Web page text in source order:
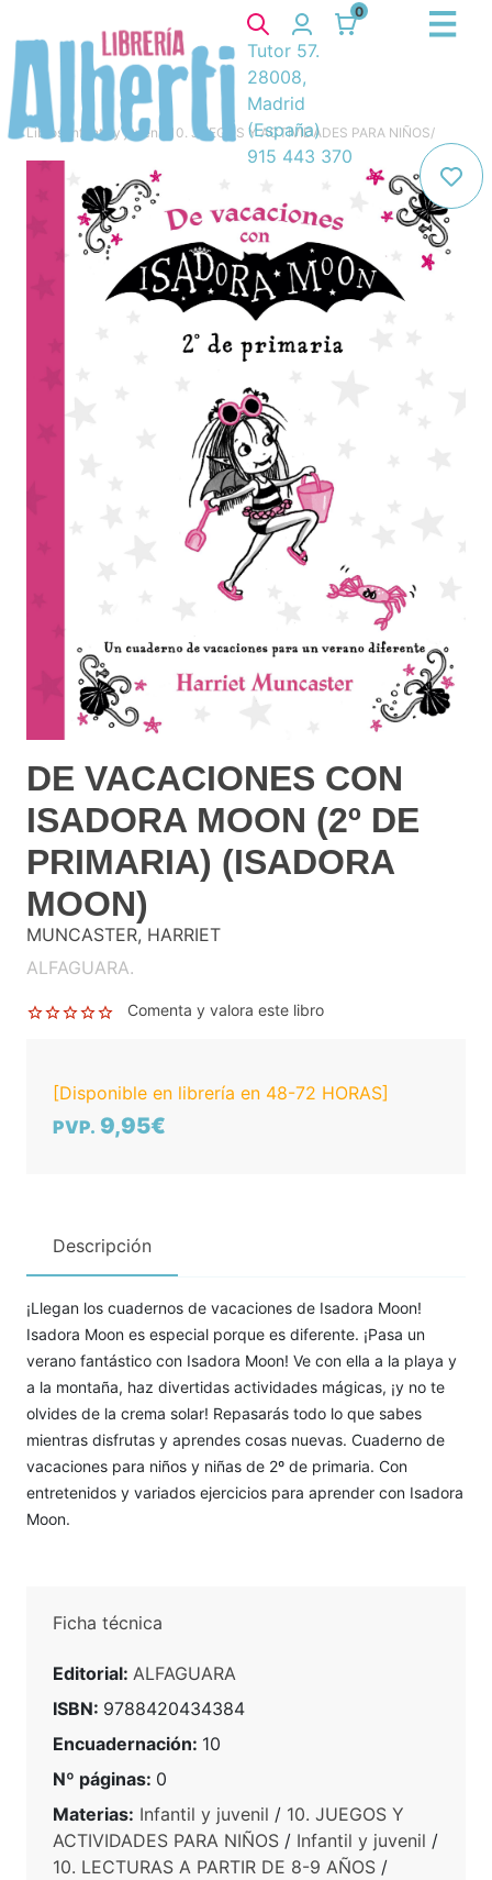
0
Tutor 57.
28008,
Madrid
(España)
915 443 370
Libros Infantil y juvenil 10. JUEGOS Y ACTIVIDADES PARA NIÑOS/
DE VACACIONES CON
ISADORA MOON (2º DE
PRIMARIA) (ISADORA
MOON)
MUNCASTER, HARRIET
ALFAGUARA.
Comenta y valora este libro
[Disponible en librería en 48-72 HORAS]
PVP. 9,95€
Descripción
¡Llegan los cuadernos de vacaciones de Isadora Moon!
Isadora Moon es especial porque es diferente. ¡Pasa un
verano fantástico con Isadora Moon! Ve con ella a la playa y
a la montaña, haz divertidas actividades mágicas, ¡y no te
olvides de la crema solar! Repasarás todo lo que sabes
mientras disfrutas y aprendes cosas nuevas. Cuaderno de
vacaciones para niños y niñas de 2º de primaria. Con
entretenidos y variados ejercicios para aprender con Isadora
Moon.
Ficha técnica
Editorial: ALFAGUARA
ISBN: 9788420434384
Encuadernación: 10
Nº páginas: 0
Materias: Infantil y juvenil / 10. JUEGOS Y
ACTIVIDADES PARA NIÑOS / Infantil y juvenil /
10. LECTURAS A PARTIR DE 8-9 AÑOS /